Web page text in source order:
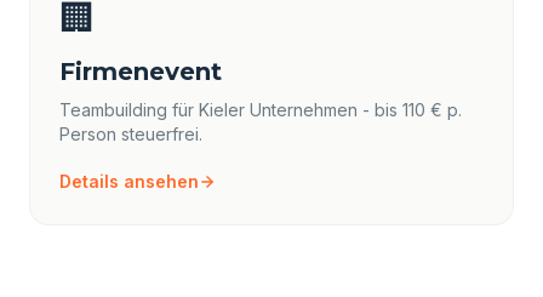
🏢
Firmenevent
Teambuilding für Kieler Unternehmen - bis 110 € p.
Person steuerfrei.
Details ansehen